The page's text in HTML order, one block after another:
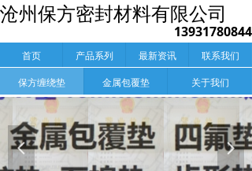
首页 产品系列 最新资讯
联系我们
保方缠绕垫
金属包覆垫 关于我们
13931780844
沧州保方密封材料有限公司
넳 넲